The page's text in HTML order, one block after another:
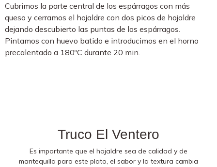
Cubrimos la parte central de los espárragos con más
queso y cerramos el hojaldre con dos picos de hojaldre
dejando descubierto las puntas de los espárragos.
Pintamos con huevo batido e introducimos en el horno
precalentado a 180ºC durante 20 min.
Truco El Ventero
Es importante que el hojaldre sea de calidad y de
mantequilla para este plato, el sabor y la textura cambia